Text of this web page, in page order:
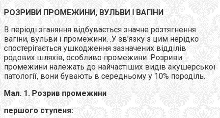
РОЗРИВИ ПРОМЕЖИНИ, ВУЛЬВИ І ВАГІНИ
В періоді зганяння відбувається значне розтягнення
вагіни, вульви і промежини. .У зв'язку з цим нерідко
спостерігається ушкодження зазначених відділів
родових шляхів, особливо промежини. Розриви
промежини належать до найчастіших видів акушерської
патології, вони бувають в середньому у 10% породіль.
Мал. 1. Розрив промежини
першого ступеня: